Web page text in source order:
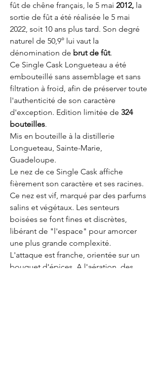
fût de chêne français, le 5 mai 2012, la
sortie de fût a été réalisée le 5 mai
2022, soit 10 ans plus tard. Son degré
naturel de 50,9° lui vaut la
dénomination de brut de fût.
Ce Single Cask Longueteau a été
embouteillé sans assemblage et sans
filtration à froid, afin de préserver toute
l'authenticité de son caractère
d'exception. Edition limitée de 324
bouteilles.
Mis en bouteille à la distillerie
Longueteau, Sainte-Marie,
Guadeloupe.
Le nez de ce Single Cask affiche
fièrement son caractère et ses racines.
Ce nez est vif, marqué par des parfums
salins et végétaux. Les senteurs
boisées se font fines et discrètes,
libérant de "l'espace" pour amorcer
une plus grande complexité.
L'attaque est franche, orientée sur un
bouquet d'épices. A l'aération, des